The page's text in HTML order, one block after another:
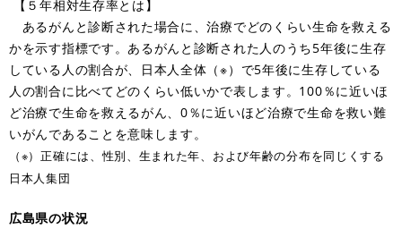
【５年相対生存率とは】
あるがんと診断された場合に、治療でどのくらい生命を救える
かを示す指標です。あるがんと診断された人のうち5年後に生存
している人の割合が、日本人全体（※）で5年後に生存している
人の割合に比べてどのくらい低いかで表します。100％に近いほ
ど治療で生命を救えるがん、0％に近いほど治療で生命を救い難
いがんであることを意味します。
（※）正確には、性別、生まれた年、および年齢の分布を同じくする
日本人集団
広島県の状況